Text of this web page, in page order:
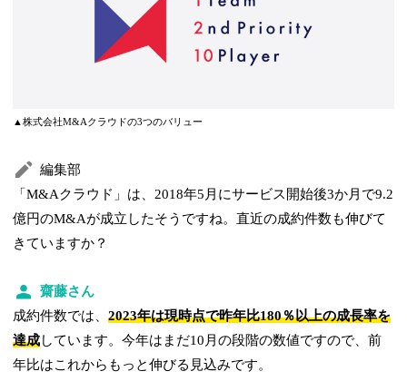
▲株式会社M&Aクラウドの3つのバリュー
編集部
「M&Aクラウド」は、2018年5月にサービス開始後3か月で9.2
億円のM&Aが成立したそうですね。直近の成約件数も伸びて
きていますか？
齋藤さん
成約件数では、2023年は現時点で昨年比180％以上の成長率を
達成しています。今年はまだ10月の段階の数値ですので、前
年比はこれからもっと伸びる見込みです。